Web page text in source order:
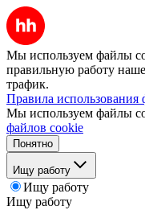
Мы используем файлы
правильную работу
трафик.
Правила использования
Мы используем файлы
файлов cookie
Понятно
Ищу работу
Ищу работу
Ищу работу